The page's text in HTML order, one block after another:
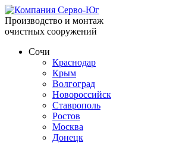
Производство и монтаж
очистных сооружений
Сочи
Краснодар
Крым
Волгоград
Новороссийск
Ставрополь
Ростов
Москва
Донецк